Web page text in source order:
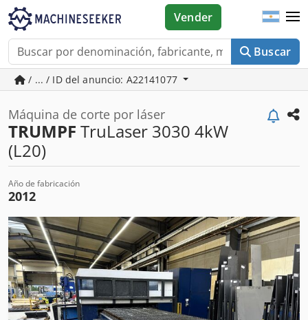
Buscar
Vender
/ ... / ID del anuncio: A22141077
Máquina de corte por láser
TRUMPF TruLaser 3030 4kW
(L20)
Año de fabricación
2012